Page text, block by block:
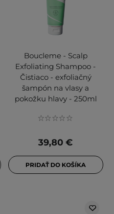
Boucleme - Scalp
Exfoliating Shampoo -
Čistiaco - exfoliačný
šampón na vlasy a
pokožku hlavy - 250ml
39,80 €
PRIDAŤ DO KOŠÍKA